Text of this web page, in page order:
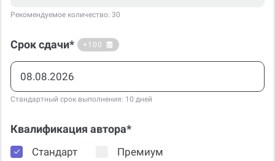
Рекомендуемое количество: 30
Срок сдачи* +100
Стандартный срок выполнения: 10 дней
Квалификация автора*
Стандарт Премиум